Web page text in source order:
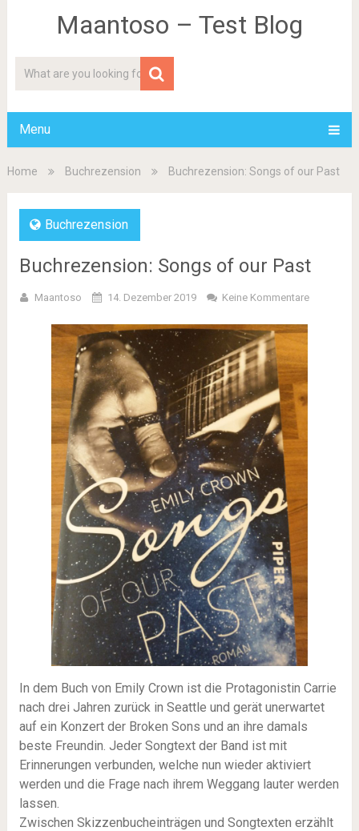
Maantoso – Test Blog
Menu
Home Buchrezension Buchrezension: Songs of our Past
Buchrezension
Buchrezension: Songs of our Past
Maantoso 14. Dezember 2019 Keine Kommentare
In dem Buch von Emily Crown ist die Protagonistin Carrie
nach drei Jahren zurück in Seattle und gerät unerwartet
auf ein Konzert der Broken Sons und an ihre damals
beste Freundin. Jeder Songtext der Band ist mit
Erinnerungen verbunden, welche nun wieder aktiviert
werden und die Frage nach ihrem Weggang lauter werden
lassen.
Zwischen Skizzenbucheinträgen und Songtexten erzählt